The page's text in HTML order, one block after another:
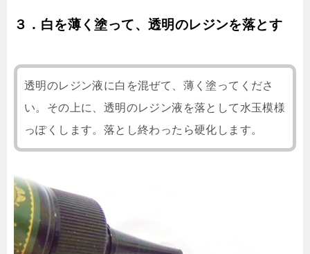
３．白を薄く塗って、透明のレジンを落とす
透明のレジン液に白を混ぜて、薄く塗ってくださ
い。その上に、透明のレジン液を落として水玉模様
っぽくします。落とし終わったら硬化します。